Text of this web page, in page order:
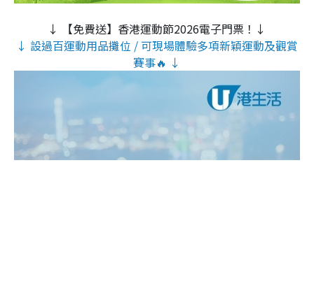
↓ 【免費送】香港運動節2026電子門票！↓
↓ 設過百運動用品攤位 / 可現場體驗多項新穎運動及觀賞
賽事🔥 ↓